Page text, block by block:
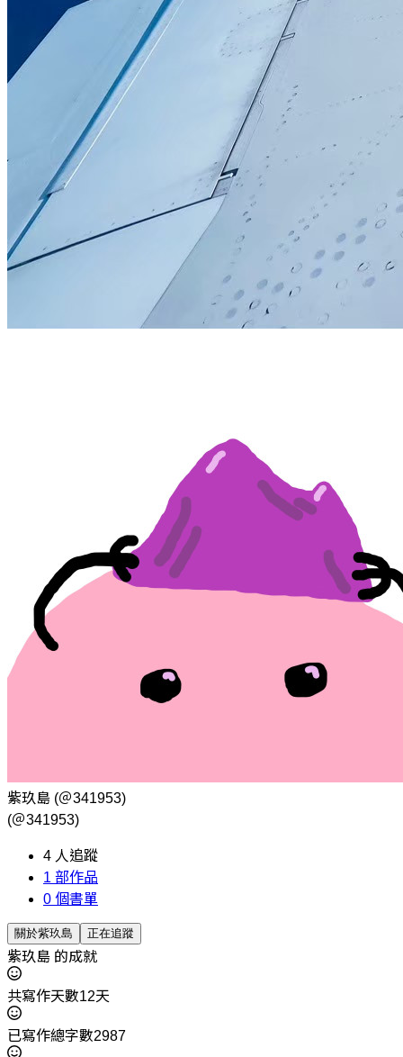
紫玖島 (＠341953)
(＠341953)
4 人追蹤
1 部作品
0 個書單
關於紫玖島 正在追蹤
紫玖島 的成就
共寫作天數12天
已寫作總字數2987